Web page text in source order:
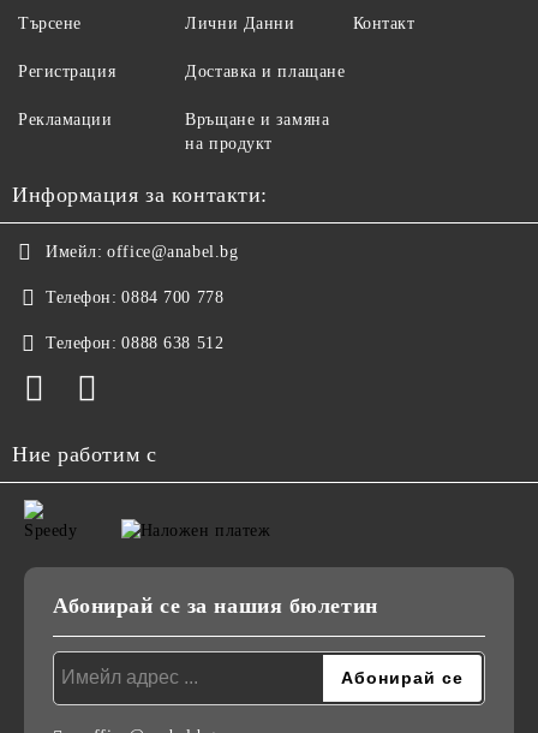
Търсене
Регистрация
Рекламации
Лични Данни
Доставка и плащане
Връщане и замяна
на продукт
Контакт
Информация за контакти:
Имейл: office@anabel.bg
Телефон: 0884 700 778
Телефон: 0888 638 512
Ние работим с
Абонирай се за нашия бюлетин